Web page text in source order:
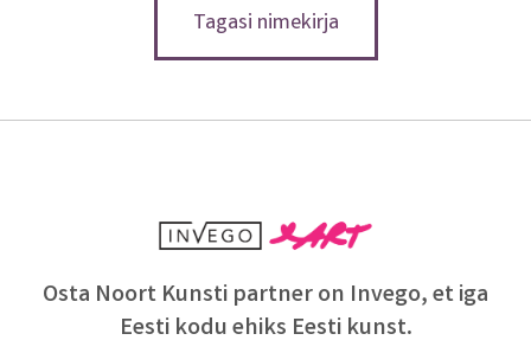
Tagasi nimekirja
Osta Noort Kunsti partner on Invego, et iga
Eesti kodu ehiks Eesti kunst.